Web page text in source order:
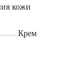
кожи
Крем